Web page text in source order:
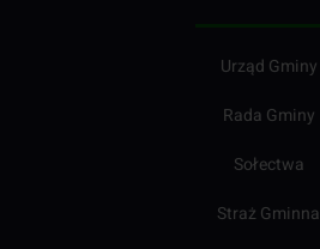
Urząd Gminy
Rada Gminy
Sołectwa
Straż Gminna